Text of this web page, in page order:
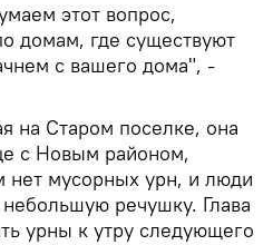
этот вопрос,
домам, где существуют
с вашего дома", -
на Старом поселке, она
с Новым районом,
нет мусорных урн, и люди
речушку. Глава
урны к утру следующего